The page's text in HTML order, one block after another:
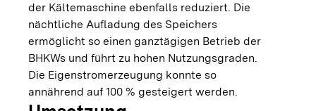
der Kältemaschine ebenfalls reduziert. Die
nächtliche Aufladung des Speichers
ermöglicht so einen ganztägigen Betrieb der
BHKWs und führt zu hohen Nutzungsgraden.
Die Eigenstromerzeugung konnte so
annährend auf 100 % gesteigert werden.